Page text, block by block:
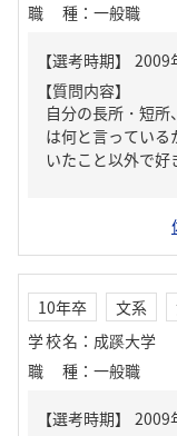
職種 ： 一般職
【質問内容】
自分の長所・短
は何と言っている
いたこと以外で
10年卒 文系
学校名 ： 成蹊大学
職種 ： 一般職